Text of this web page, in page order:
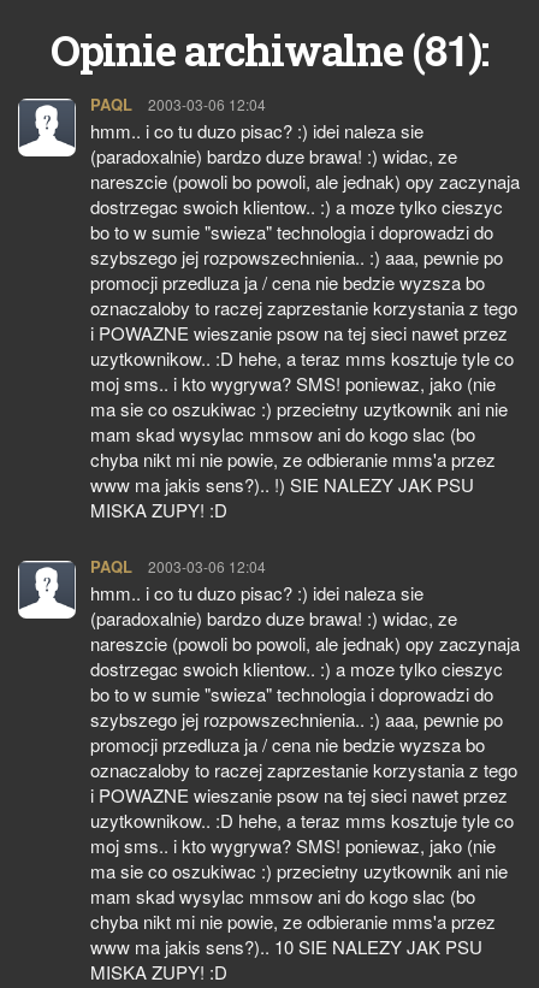
Opinie archiwalne (81):
PAQL pisze:
2003-03-06 12:04
hmm.. i co tu duzo pisac? :) idei naleza sie
(paradoxalnie) bardzo duze brawa! :) widac, ze
nareszcie (powoli bo powoli, ale jednak) opy zaczynaja
dostrzegac swoich klientow.. :) a moze tylko cieszyc
bo to w sumie "swieza" technologia i doprowadzi do
szybszego jej rozpowszechnienia.. :) aaa, pewnie po
promocji przedluza ja / cena nie bedzie wyzsza bo
oznaczaloby to raczej zaprzestanie korzystania z tego
i POWAZNE wieszanie psow na tej sieci nawet przez
uzytkownikow.. :D hehe, a teraz mms kosztuje tyle co
moj sms.. i kto wygrywa? SMS! poniewaz, jako (nie
ma sie co oszukiwac :) przecietny uzytkownik ani nie
mam skad wysylac mmsow ani do kogo slac (bo
chyba nikt mi nie powie, ze odbieranie mms'a przez
www ma jakis sens?).. !) SIE NALEZY JAK PSU
MISKA ZUPY! :D
PAQL pisze:
2003-03-06 12:04
hmm.. i co tu duzo pisac? :) idei naleza sie
(paradoxalnie) bardzo duze brawa! :) widac, ze
nareszcie (powoli bo powoli, ale jednak) opy zaczynaja
dostrzegac swoich klientow.. :) a moze tylko cieszyc
bo to w sumie "swieza" technologia i doprowadzi do
szybszego jej rozpowszechnienia.. :) aaa, pewnie po
promocji przedluza ja / cena nie bedzie wyzsza bo
oznaczaloby to raczej zaprzestanie korzystania z tego
i POWAZNE wieszanie psow na tej sieci nawet przez
uzytkownikow.. :D hehe, a teraz mms kosztuje tyle co
moj sms.. i kto wygrywa? SMS! poniewaz, jako (nie
ma sie co oszukiwac :) przecietny uzytkownik ani nie
mam skad wysylac mmsow ani do kogo slac (bo
chyba nikt mi nie powie, ze odbieranie mms'a przez
www ma jakis sens?).. 10 SIE NALEZY JAK PSU
MISKA ZUPY! :D